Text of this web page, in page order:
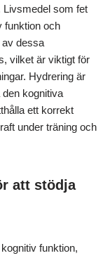
Livsmedel som fet
funktion och
av dessa
vilket är viktigt för
Hydrering är
kognitiva
ett korrekt
under träning och
att stödja
funktion,